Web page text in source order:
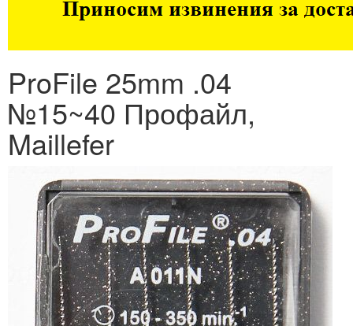
ProFile 25mm .04
№15~40 Профайл,
Maillefer